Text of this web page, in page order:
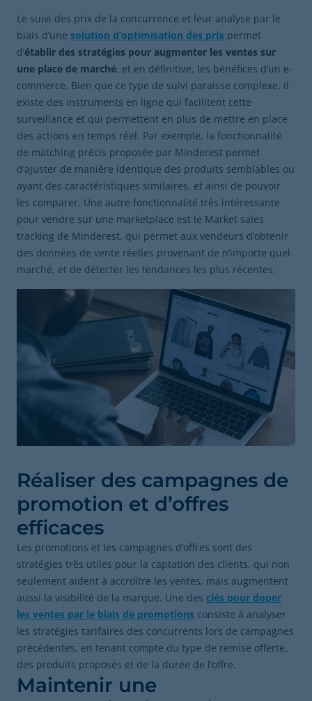
Le suivi des prix de la concurrence et leur analyse par le
biais d’une solution d’optimisation des prix permet
d’établir des stratégies pour augmenter les ventes sur
une place de marché, et en définitive, les bénéfices d’un e-
commerce. Bien que ce type de suivi paraisse complexe, il
existe des instruments en ligne qui facilitent cette
surveillance et qui permettent en plus de mettre en place
des actions en temps réel. Par exemple, la fonctionnalité
de matching précis proposée par Minderest permet
d’ajuster de manière identique des produits semblables ou
ayant des caractéristiques similaires, et ainsi de pouvoir
les comparer. Une autre fonctionnalité très intéressante
pour vendre sur une marketplace est le Market sales
tracking de Minderest, qui permet aux vendeurs d’obtenir
des données de vente réelles provenant de n’importe quel
marché, et de détecter les tendances les plus récentes.
Réaliser des campagnes de
promotion et d’offres
efficaces
Les promotions et les campagnes d’offres sont des
stratégies très utiles pour la captation des clients, qui non
seulement aident à accroître les ventes, mais augmentent
aussi la visibilité de la marque. Une des clés pour doper
les ventes par le biais de promotions consiste à analyser
les stratégies tarifaires des concurrents lors de campagnes
précédentes, en tenant compte du type de remise offerte,
des produits proposés et de la durée de l’offre.
Maintenir une